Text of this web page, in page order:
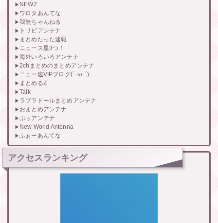
NEW2
ワロタあんてな
我無ちゃんねる
トリビアンテナ
まとめたった速報
ニュース星3つ！
海外いろいろアンテナ
2chまとめのまとめアンテナ
ニュー速VIPブログ(`･ω･´)
まとめるZ
Talk
ラブラドールまとめアンテナ
おまとめアンテナ
ぷぅアンテナ
New World Antenna
ふぉーあんてな
アクセスランキング